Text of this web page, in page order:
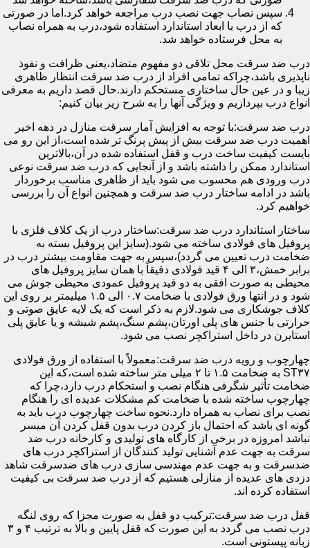
سپس نصاب جهت نصب درب مراجعه خواهد کرد.اما در صورتی
که از درب با ابعاد استاندارد استفاده شود،درب به همراه نصاب
به محل فرستاده خواهد شد.
درب ضد سرقت محل تلاقی دو مفهوم متضاد،یعنی ظرافت و نفوذ
ناپذیری باشد،چراکه تمامی افراد از درب ضد سرقت انتظار ظاهری
زیبا و در عین حال ساختاری مستحکم دارند.حال قصد داریم به معرفی
انواع درب بپردازیم و ویژگی آنها را به شرح زیر بیان کنیم:
درب ضد سرقت:با توجه به افزایش آمار سرقت منازل در دهه اخیر
اهمیت درب ضد سرقت بیش از پیش پرنگ تر شده است،از این رو می
بایست کیفیت ساخت درب و قفل استفاده شده در آن،بالاترین
استاندارد ممکن را داشته باشد و از آنجایی که درب ضد سرقت نوعی
درب ورودی هم محسوب می شود باید از ظاهری مناسب برخوردار
باشد در ادامه ساختار درب ضد سرقت و همچنین انواع آن را بررسی
خواهیم کرد.
ساختار استاندارد درب ضد سرقت:ساختار درب از یک کلاف فلزی با
پروفیل های فولادی ساخته می شود.(سایز این پروفیل بسته به
ضخامت درب تعیین می گردد)،سپس به جهت مقاومت بیشتر درب در
برابر خمش،۳ الی ۴ قید فولادی دقیقاً با همان سایز پروفیل های
محیطی به صورت افقی به دو قید پروفیل عمودی محیطی جوش می
شود و در انتها ورق فولادی با ضخامت ۰.۷ الی ۱.۵ میلیمتر بر روی این
کلاف جوشکاری می شود.لازم به ذکر است که یک لایه عایق صوتی و
حرارتی با جنس های پلی اورتان،پشم سنگ،پشم شیشه و یا عایق پلی
استایرن در داخل استراکچر نصب می شود.
چهارچوب و رویه درب ضد سرقت:معمولاً با استفاده از ورق فولادی
ST۳۷ به ضخامت ۱.۵ تا ۲ میلی متر ساخته شده است،که این
ضخامت تأثیر شگرفی هنگام نصب و استحکام درب دارد،چرا که
چهارچوب ساخته شده با ضخامت کم مشکلات عدیده ای را هنگام
نصب برای نصاب به همراه دارد.نحوه ساخت چهارچوب درب باید به
گونه ای باشد که احتمال باز کردن درب بدون قفل کردن آن میسر
نباشد امروزه در برخی از کارگاه های تولیدی و کارخانه درب ضد
سرقت به جهت عدم آشنایی تولید کنندگان از استراکچر درب های
ضدسرقت و به جهت عدم مهندسی سازی درب های ضدسرقت شاهد
دزدی های عدیده از منازلی هستیم که از درب ضد سرقت بی کیفیت
استفاده کرده اند.
قفل درب ضد سرقت:ترکیب دو قفل به صورت مجزا که روی لنگه
درب نصب می گردد به این صورت که قفل پایین و بالا به ترتیب ۴ و ۳
زبانه پیستونی است.